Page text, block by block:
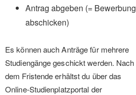
Antrag abgeben (= Bewerbung
abschicken)
Es können auch Anträge für mehrere
Studiengänge geschickt werden. Nach
dem Fristende erhältst du über das
Online-Studienplatzportal der